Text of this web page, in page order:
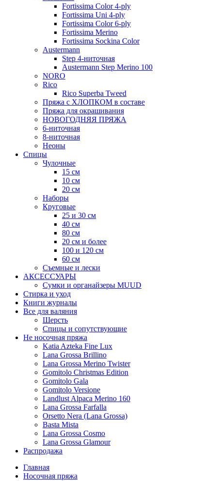
Fortissima Color 4-ply
Fortissima Uni 4-ply
Fortissima Color 6-ply
Fortissima Merino
Fortissima Sockina Color
Austermann
Step 4-ниточная
Austermann Step Merino 100
NORO
Rico
Rico Superba Tweed
Пряжа с ХЛОПКОМ в составе
Пряжа для окрашивания
НОВОГОДНЯЯ ПРЯЖА
6-ниточная
8-ниточная
Неоны
Спицы
Чулочные
15 см
10 см
20 см
Наборы
Круговые
25 и 30 см
40 см
80 см
20 см и более
100 и 120 см
60 см
Съемные и лески
АКСЕССУАРЫ
Сумки и органайзеры MUUD
Стирка и уход
Книги журналы
Все для валяния
Шерсть
Спицы и сопутствующие
Не носочная пряжа
Katia Azteka Fine Lux
Lana Grossa Brillino
Lana Grossa Merino Twister
Gomitolo Christmas Edition
Gomitolo Gala
Gomitolo Versione
Landlust Alpaca Merino 160
Lana Grossa Farfalla
Orsetto Nera (Lana Grossa)
Basta Mista
Lana Grossa Cosmo
Lana Grossa Glamour
Распродажа
Главная
Носочная пряжа